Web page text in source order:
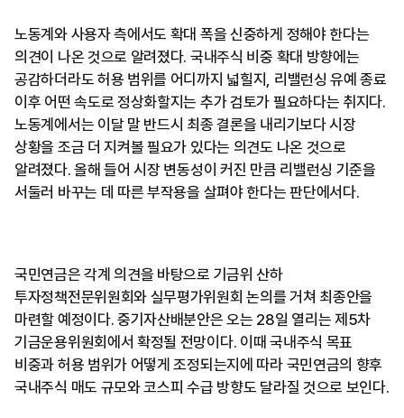
노동계와 사용자 측에서도 확대 폭을 신중하게 정해야 한다는
의견이 나온 것으로 알려졌다. 국내주식 비중 확대 방향에는
공감하더라도 허용 범위를 어디까지 넓힐지, 리밸런싱 유예 종료
이후 어떤 속도로 정상화할지는 추가 검토가 필요하다는 취지다.
노동계에서는 이달 말 반드시 최종 결론을 내리기보다 시장
상황을 조금 더 지켜볼 필요가 있다는 의견도 나온 것으로
알려졌다. 올해 들어 시장 변동성이 커진 만큼 리밸런싱 기준을
서둘러 바꾸는 데 따른 부작용을 살펴야 한다는 판단에서다.
국민연금은 각계 의견을 바탕으로 기금위 산하
투자정책전문위원회와 실무평가위원회 논의를 거쳐 최종안을
마련할 예정이다. 중기자산배분안은 오는 28일 열리는 제5차
기금운용위원회에서 확정될 전망이다. 이때 국내주식 목표
비중과 허용 범위가 어떻게 조정되는지에 따라 국민연금의 향후
국내주식 매도 규모와 코스피 수급 방향도 달라질 것으로 보인다.